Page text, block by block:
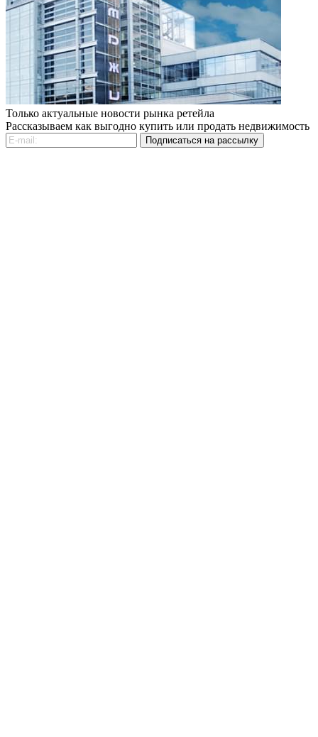
Только актуальные новости рынка ретейла
Рассказываем как выгодно купить или продать недвижимость